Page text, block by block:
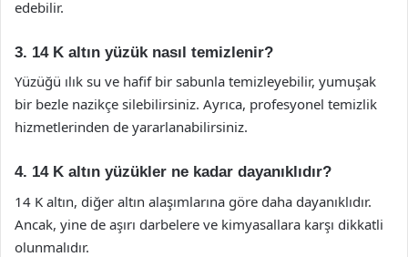
edebilir.
3. 14 K altın yüzük nasıl temizlenir?
Yüzüğü ılık su ve hafif bir sabunla temizleyebilir, yumuşak
bir bezle nazikçe silebilirsiniz. Ayrıca, profesyonel temizlik
hizmetlerinden de yararlanabilirsiniz.
4. 14 K altın yüzükler ne kadar dayanıklıdır?
14 K altın, diğer altın alaşımlarına göre daha dayanıklıdır.
Ancak, yine de aşırı darbelere ve kimyasallara karşı dikkatli
olunmalıdır.